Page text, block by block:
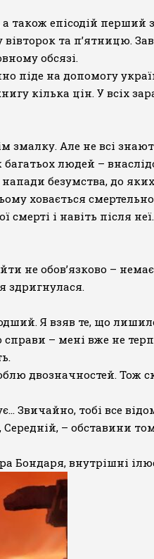
також епісодій
вівторок та п’ятницю.
обсязі.
піде на допомогу
кілька цін. У всіх
змалку. Але не всі
людей –
безумства, до
ховається
і навіть після неї.
не обов’язково –
здригнулася.
Я взяв те, що
– мені вже не
двозначностей. Тож
Звичайно, тобі все
– обставини
Бондаря, внутрішні